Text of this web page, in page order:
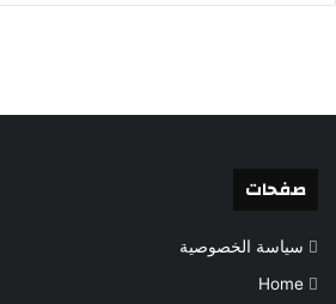
صفحات
سياسة الخصوصية
Home